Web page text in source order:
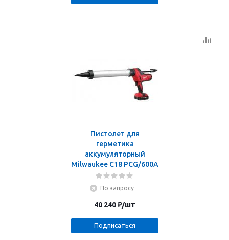
Пистолет для
герметика
аккумуляторный
Milwaukee C18 PCG/600A
По запросу
40 240₽/шт
Подписаться